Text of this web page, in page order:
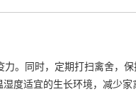
。同时，定期打扫禽舍，
度适宜的生长环境，减少家